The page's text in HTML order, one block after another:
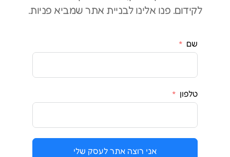
לקידום. פנו אלינו לבניית אתר שמביא פניות.
שם
טלפון
אני רוצה אתר לעסק שלי